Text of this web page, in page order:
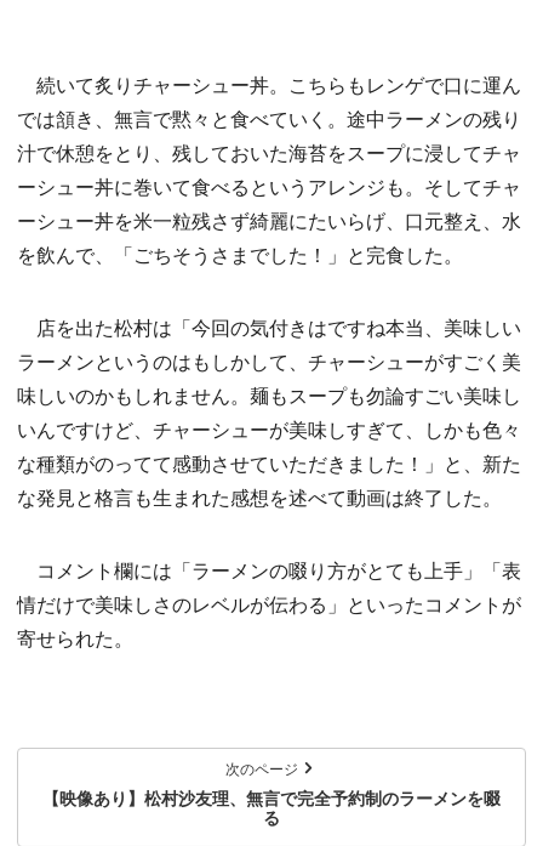
続いて炙りチャーシュー丼。こちらもレンゲで口に運ん
では頷き、無言で黙々と食べていく。途中ラーメンの残り
汁で休憩をとり、残しておいた海苔をスープに浸してチャ
ーシュー丼に巻いて食べるというアレンジも。そしてチャ
ーシュー丼を米一粒残さず綺麗にたいらげ、口元整え、水
を飲んで、「ごちそうさまでした！」と完食した。
店を出た松村は「今回の気付きはですね本当、美味しい
ラーメンというのはもしかして、チャーシューがすごく美
味しいのかもしれません。麺もスープも勿論すごい美味し
いんですけど、チャーシューが美味しすぎて、しかも色々
な種類がのってて感動させていただきました！」と、新た
な発見と格言も生まれた感想を述べて動画は終了した。
コメント欄には「ラーメンの啜り方がとても上手」「表
情だけで美味しさのレベルが伝わる」といったコメントが
寄せられた。
次のページ
【映像あり】松村沙友理、無言で完全予約制のラーメンを啜
る